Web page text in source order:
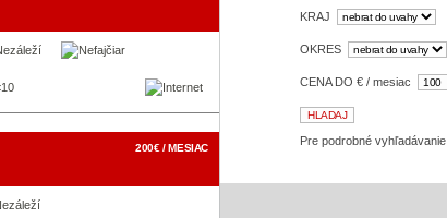
200€ / MESIAC
KRAJ
OKRES
CENA DO € / mesiac
Pre podrobné vyhľadávanie